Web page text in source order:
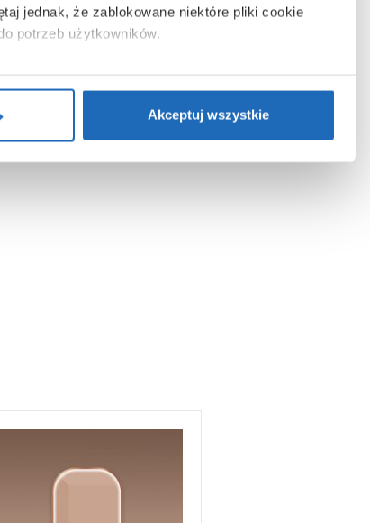
jednak, że zablokowane niektóre pliki cookie
potrzeb użytkowników.
plików cookie”.Jeśli chcesz uzyskać
Akceptuj wszystkie